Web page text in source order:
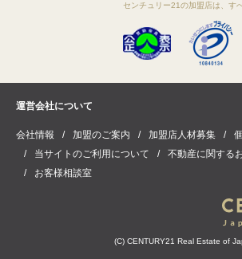
センチュリー21の加盟店は、す
運営会社について
会社情報 加盟のご案内 加盟店人材募集
当サイトのご利用について
不動産に関する
お客様相談室
(C) CENTURY21 Real Estate of